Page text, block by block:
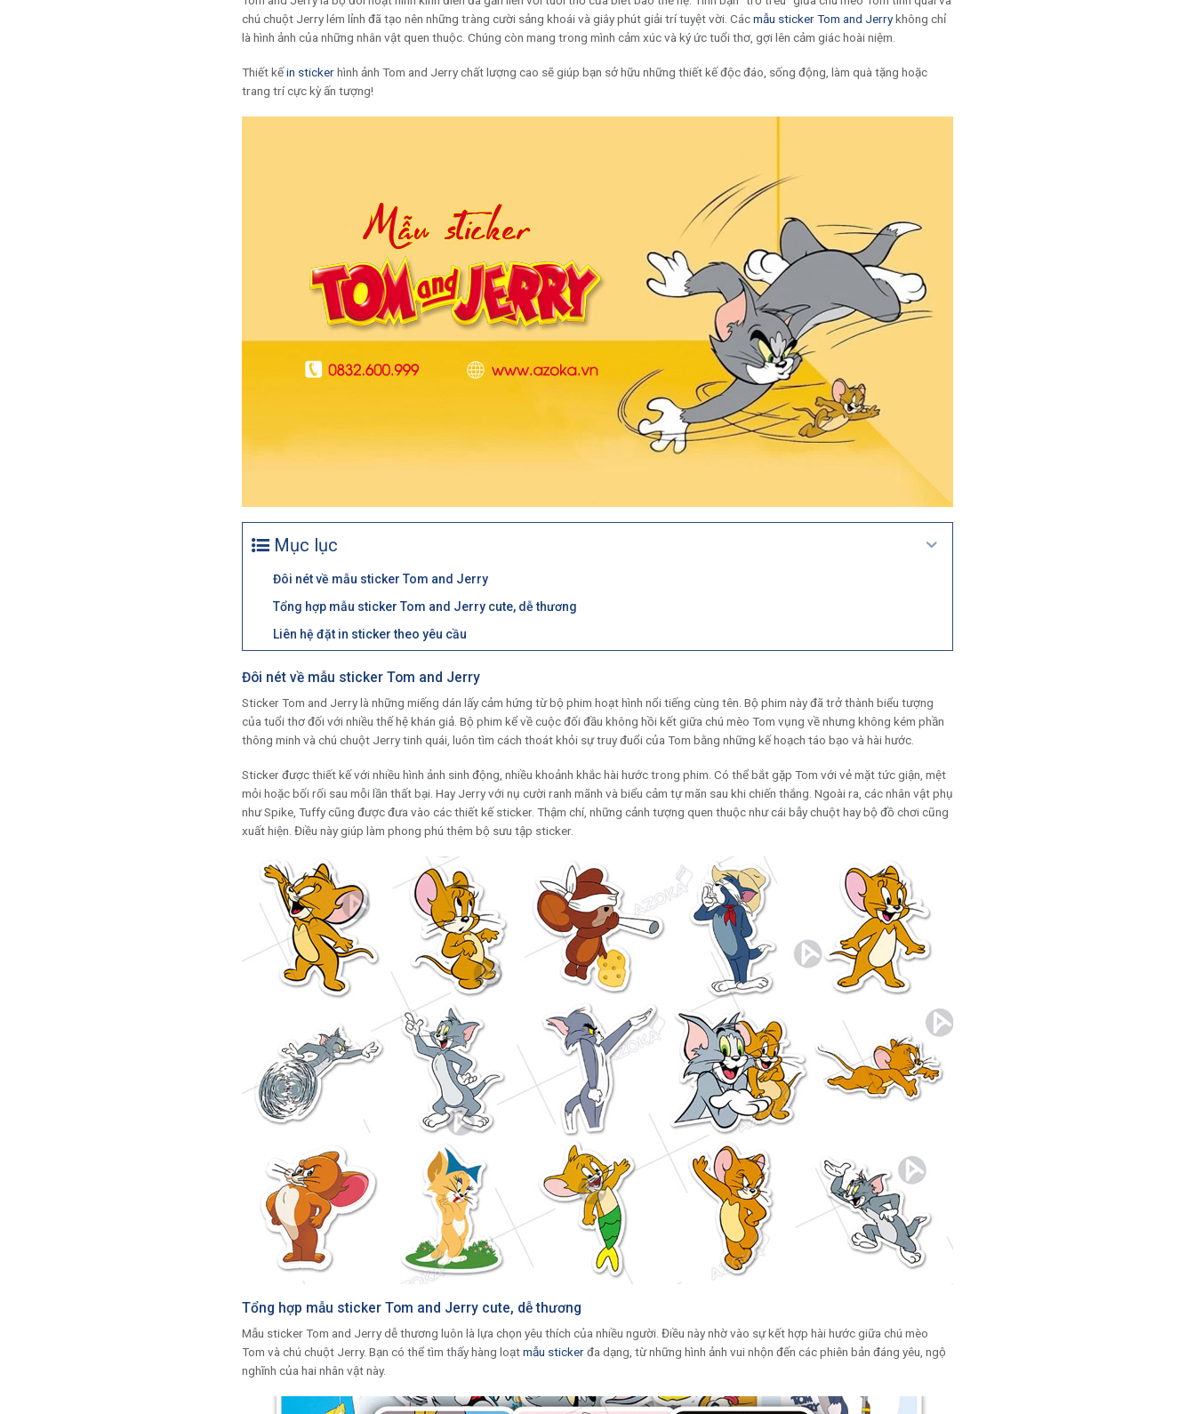
chú chuột Jerry lém lỉnh đã tạo nên những tràng cười sảng khoái và giây phút giải trí tuyệt vời. Cácmẫu sticker Tom and Jerrykhông chỉ
là hình ảnh của những nhân vật quen thuộc. Chúng còn mang trong mình cảm xúc và ký ức tuổi thơ, gợi lên cảm giác hoài niệm.
Thiết kếin stickerhình ảnh Tom and Jerry chất lượng cao sẽ giúp bạn sở hữu những thiết kế độc đáo, sống động, làm quà tặng hoặc
trang trí cực kỳ ấn tượng!
Mục lục
Đôi nét về mẫu sticker Tom and Jerry
Tổng hợp mẫu sticker Tom and Jerry cute, dễ thương
Liên hệ đặt in sticker theo yêu cầu
Đôi nét về mẫu sticker Tom and Jerry
Sticker Tom and Jerry là những miếng dán lấy cảm hứng từ bộ phim hoạt hình nổi tiếng cùng tên. Bộ phim này đã trở thành biểu tượng
của tuổi thơ đối với nhiều thế hệ khán giả. Bộ phim kể về cuộc đối đầu không hồi kết giữa chú mèo Tom vụng về nhưng không kém phần
thông minh và chú chuột Jerry tinh quái, luôn tìm cách thoát khỏi sự truy đuổi của Tom bằng những kế hoạch táo bạo và hài hước.
Sticker được thiết kế với nhiều hình ảnh sinh động, nhiều khoảnh khắc hài hước trong phim. Có thể bắt gặp Tom với vẻ mặt tức giận, mệt
mỏi hoặc bối rối sau mỗi lần thất bại. Hay Jerry với nụ cười ranh mãnh và biểu cảm tự mãn sau khi chiến thắng. Ngoài ra, các nhân vật phụ
như Spike, Tuffy cũng được đưa vào các thiết kế sticker. Thậm chí, những cảnh tượng quen thuộc như cái bẫy chuột hay bộ đồ chơi cũng
xuất hiện. Điều này giúp làm phong phú thêm bộ sưu tập sticker.
Tổng hợp mẫu sticker Tom and Jerry cute, dễ thương
Mẫu sticker Tom and Jerry dễ thương luôn là lựa chọn yêu thích của nhiều người. Điều này nhờ vào sự kết hợp hài hước giữa chú mèo
Tom và chú chuột Jerry. Bạn có thể tìm thấy hàng loạtmẫu stickerđa dạng, từ những hình ảnh vui nhộn đến các phiên bản đáng yêu, ngộ
nghĩnh của hai nhân vật này.